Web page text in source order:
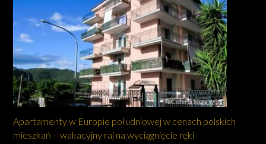
Apartamenty w Europie południowej w cenach polskich
mieszkań – wakacyjny raj na wyciągnięcie ręki